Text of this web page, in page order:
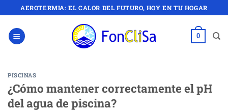
Saltar
al
contenido
AEROTERMIA: EL CALOR DEL FUTURO, HOY EN TU HOGAR
0
PISCINAS
¿Cómo mantener correctamente el pH
del agua de piscina?